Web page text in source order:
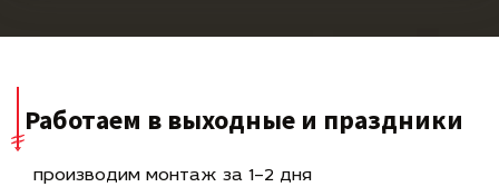
Работаем в выходные и праздники
производим монтаж за 1–2 дня